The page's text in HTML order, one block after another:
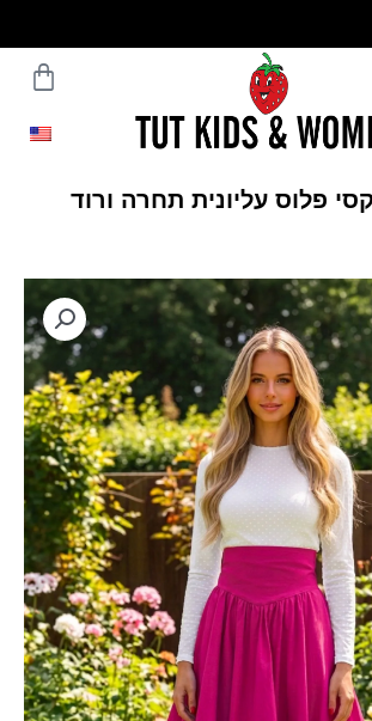
לחצו
פלוס עליונית תחרה ורוד